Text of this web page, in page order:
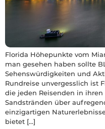
Florida Höhepunkte vom
man gesehen haben sollte
Sehenswürdigkeiten und
Rundreise unvergesslich ist
die jeden Reisenden in
Sandstränden über
einzigartigen
bietet […]